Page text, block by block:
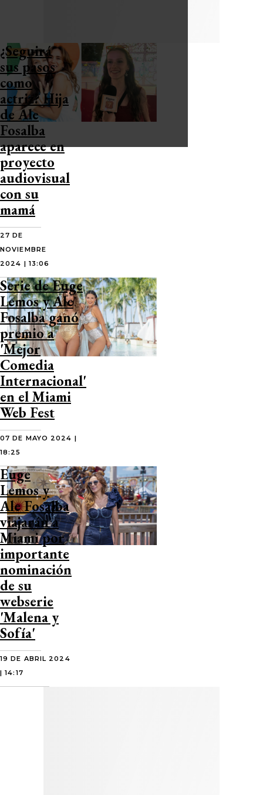
¿Seguirá
sus pasos
como
actriz? Hija
de Ale
Fosalba
aparece en
proyecto
audiovisual
con su
mamá
27 DE
NOVIEMBRE
2024 | 13:06
Serie de Euge
Lemos y Ale
Fosalba ganó
premio a
'Mejor
Comedia
Internacional'
en el Miami
Web Fest
07 DE MAYO 2024 |
18:25
Euge
Lemos y
Ale Fosalba
viajarán a
Miami por
importante
nominación
de su
webserie
'Malena y
Sofía'
19 DE ABRIL 2024
| 14:17